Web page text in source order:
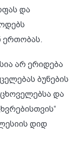
და
ერთობას.
არ ერიდება
ბუნების
და
დიდ